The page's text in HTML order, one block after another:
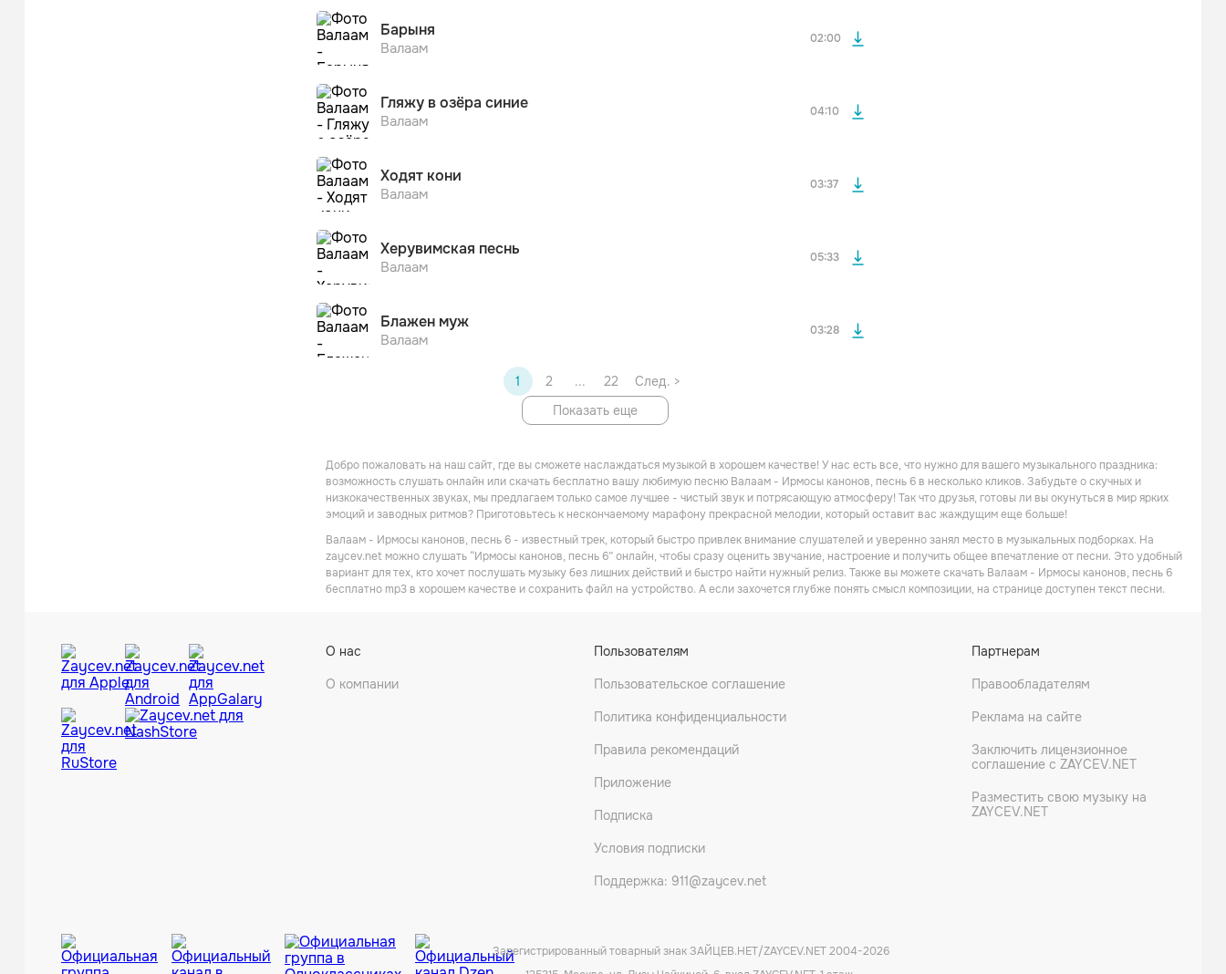
Барыня
Валаам
02:00
Гляжу в озёра синие
Валаам
04:10
Ходят кони
Валаам
03:37
Херувимская песнь
Валаам
05:33
Блажен муж
Валаам
03:28
1 2 ... 22
След. >
Показать еще
Добро пожаловать на наш сайт, где вы сможете наслаждаться музыкой в хорошем качестве! У нас есть все, что нужно для вашего музыкального праздника:
возможность слушать онлайн или скачать бесплатно вашу любимую песню Валаам - Ирмосы канонов, песнь 6 в несколько кликов. Забудьте о скучных и
низкокачественных звуках, мы предлагаем только самое лучшее - чистый звук и потрясающую атмосферу! Так что друзья, готовы ли вы окунуться в мир ярких
эмоций и заводных ритмов? Приготовьтесь к нескончаемому марафону прекрасной мелодии, который оставит вас жаждущим еще больше!
Валаам - Ирмосы канонов, песнь 6 - известный трек, который быстро привлек внимание слушателей и уверенно занял место в музыкальных подборках. На
zaycev.net можно слушать “Ирмосы канонов, песнь 6” онлайн, чтобы сразу оценить звучание, настроение и получить общее впечатление от песни. Это удобный
вариант для тех, кто хочет послушать музыку без лишних действий и быстро найти нужный релиз. Также вы можете скачать Валаам - Ирмосы канонов, песнь 6
бесплатно mp3 в хорошем качестве и сохранить файл на устройство. А если захочется глубже понять смысл композиции, на странице доступен текст песни.
О нас
О компании
Пользователям
Пользовательское соглашение
Политика конфиденциальности
Правила рекомендаций
Приложение
Подписка
Условия подписки
Поддержка: 911@zaycev.net
Партнерам
Правообладателям
Реклама на сайте
Заключить лицензионное
соглашение с ZAYCEV.NET
Разместить свою музыку на
ZAYCEV.NET
Зарегистрированный товарный знак ЗАЙЦЕВ.НЕТ/ZAYCEV.NET 2004-2026